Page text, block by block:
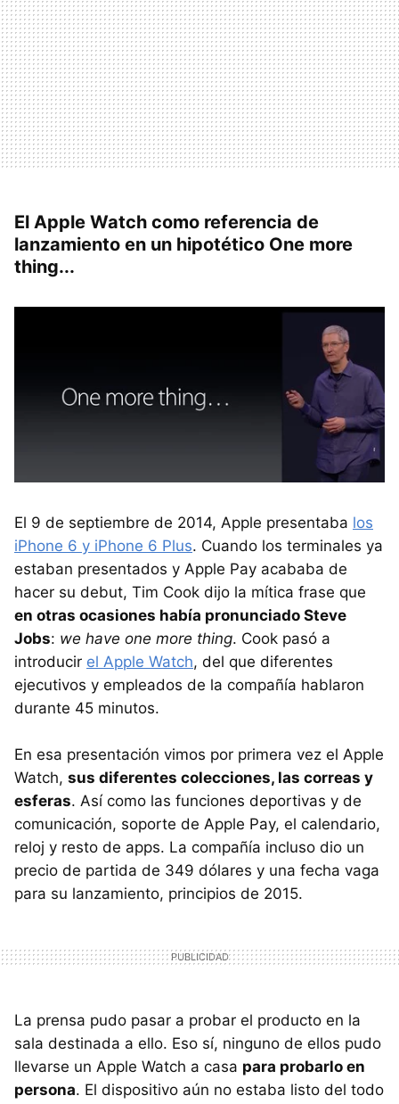
El Apple Watch como referencia de
lanzamiento en un hipotético One more
thing...
El 9 de septiembre de 2014, Apple presentaba los
iPhone 6 y iPhone 6 Plus. Cuando los terminales ya
estaban presentados y Apple Pay acababa de
hacer su debut, Tim Cook dijo la mítica frase que
en otras ocasiones había pronunciado Steve
Jobs: we have one more thing. Cook pasó a
introducir el Apple Watch, del que diferentes
ejecutivos y empleados de la compañía hablaron
durante 45 minutos.
En esa presentación vimos por primera vez el Apple
Watch, sus diferentes colecciones, las correas y
esferas. Así como las funciones deportivas y de
comunicación, soporte de Apple Pay, el calendario,
reloj y resto de apps. La compañía incluso dio un
precio de partida de 349 dólares y una fecha vaga
para su lanzamiento, principios de 2015.
La prensa pudo pasar a probar el producto en la
sala destinada a ello. Eso sí, ninguno de ellos pudo
llevarse un Apple Watch a casa para probarlo en
persona. El dispositivo aún no estaba listo del todo